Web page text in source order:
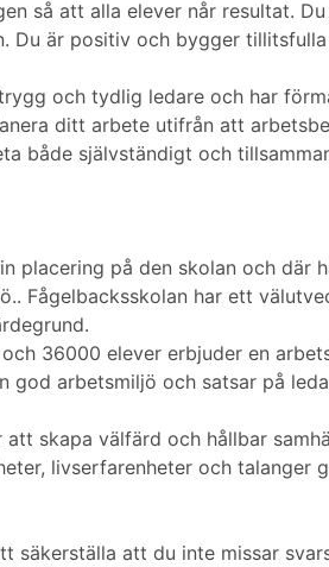
så att alla elever når resultat.
är positiv och bygger tillitsfulla
och tydlig ledare och har
ditt arbete utifrån att
både självständigt och
placering på den skolan och där
Fågelbacksskolan har ett
36000 elever erbjuder en
arbetsmiljö och satsar på
skapa välfärd och hållbar
livserfarenheter och talanger
säkerställa att du inte missar